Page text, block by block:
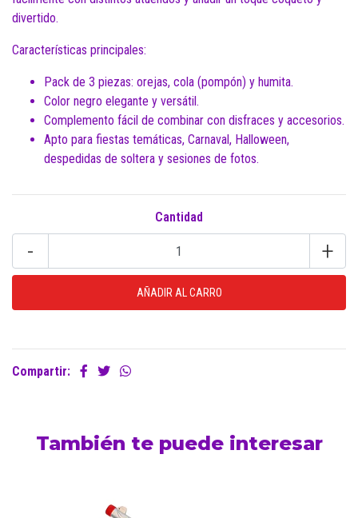
divertido.
Características principales:
Pack de 3 piezas: orejas, cola (pompón) y humita.
Color negro elegante y versátil.
Complemento fácil de combinar con disfraces y accesorios.
Apto para fiestas temáticas, Carnaval, Halloween,
despedidas de soltera y sesiones de fotos.
Cantidad
- +
Compartir:
También te puede interesar